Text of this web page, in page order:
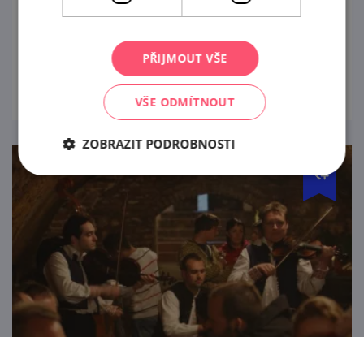
na večerní posezení s degustací vín a
prohlédnout
PŘIJMOUT VŠE
VŠE ODMÍTNOUT
ZOBRAZIT PODROBNOSTI